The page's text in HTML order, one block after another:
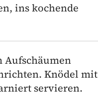
ins kochende
Aufschäumen
Knödel mit
servieren.